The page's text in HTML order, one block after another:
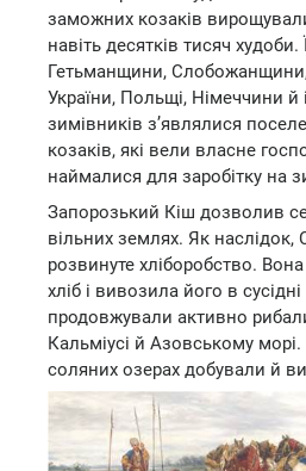
заможних козаків
навіть десятків тисяч
Гетьманщини,
України, Польщі, Німеччини й
зимівників з’являлися
козаків, які вели власне
наймалися для заробітку на
Запорозький Кіш дозволив
вільних землях. Як наслідок,
розвинуте хліборобство.
хліб і вивозила його в
продовжували активно
Кальміусі й Азовському
соляних озерах добували й